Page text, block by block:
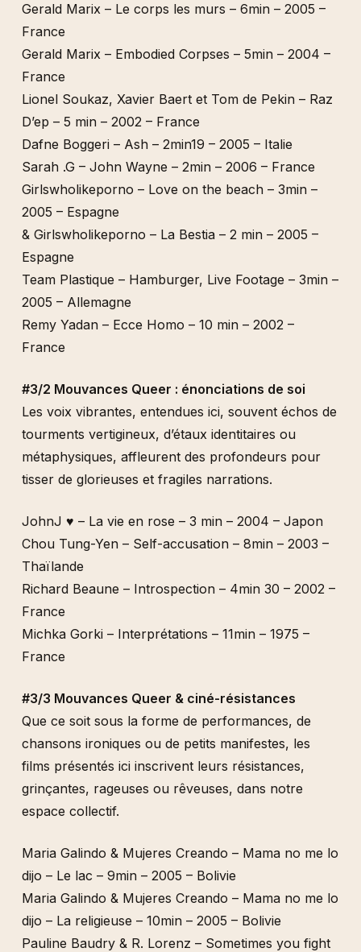
Gerald Marix – Le corps les murs – 6min – 2005 –
France
Gerald Marix – Embodied Corpses – 5min – 2004 –
France
Lionel Soukaz, Xavier Baert et Tom de Pekin – Raz
D’ep – 5 min – 2002 – France
Dafne Boggeri – Ash – 2min19 – 2005 – Italie
Sarah .G – John Wayne – 2min – 2006 – France
Girlswholikeporno – Love on the beach – 3min –
2005 – Espagne
& Girlswholikeporno – La Bestia – 2 min – 2005 –
Espagne
Team Plastique – Hamburger, Live Footage – 3min –
2005 – Allemagne
Remy Yadan – Ecce Homo – 10 min – 2002 –
France
#3/2 Mouvances Queer : énonciations de soi
Les voix vibrantes, entendues ici, souvent échos de
tourments vertigineux, d’étaux identitaires ou
métaphysiques, affleurent des profondeurs pour
tisser de glorieuses et fragiles narrations.
JohnJ ♥ – La vie en rose – 3 min – 2004 – Japon
Chou Tung-Yen – Self-accusation – 8min – 2003 –
Thaïlande
Richard Beaune – Introspection – 4min 30 – 2002 –
France
Michka Gorki – Interprétations – 11min – 1975 –
France
#3/3 Mouvances Queer & ciné-résistances
Que ce soit sous la forme de performances, de
chansons ironiques ou de petits manifestes, les
films présentés ici inscrivent leurs résistances,
grinçantes, rageuses ou rêveuses, dans notre
espace collectif.
Maria Galindo & Mujeres Creando – Mama no me lo
dijo – Le lac – 9min – 2005 – Bolivie
Maria Galindo & Mujeres Creando – Mama no me lo
dijo – La religieuse – 10min – 2005 – Bolivie
Pauline Baudry & R. Lorenz – Sometimes you fight